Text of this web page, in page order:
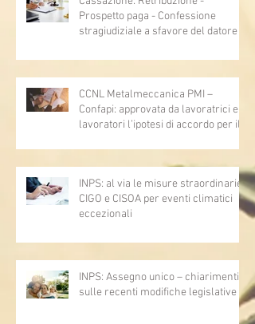
Prospetto paga - Confessione
stragiudiziale a sfavore del datore di
articoli 1362, 2697, 2730, 2732, 2734
e 2735)
CCNL Metalmeccanica PMI –
Confapi: approvata da lavoratrici e
lavoratori l’ipotesi di accordo per il
INPS: al via le misure straordinarie
CIGO e CISOA per eventi climatici
eccezionali
INPS: Assegno unico – chiarimenti
sulle recenti modifiche legislative